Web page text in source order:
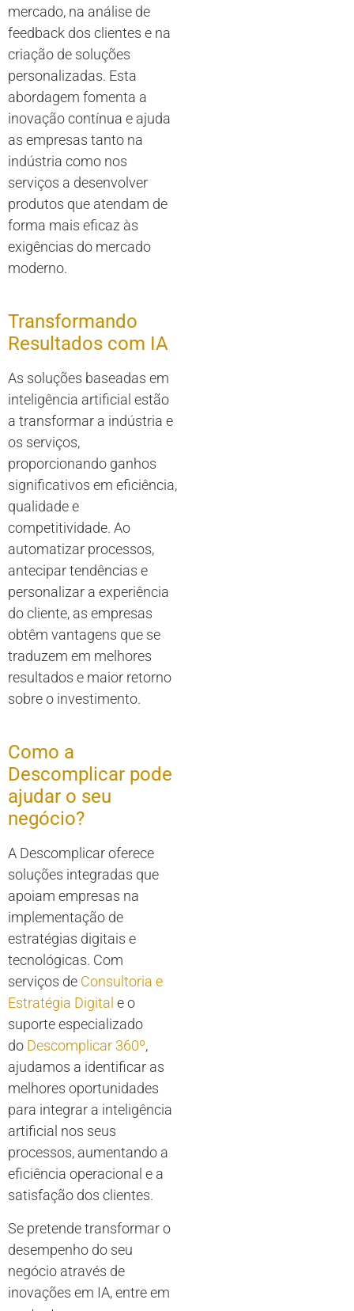
mercado, na análise de
feedback dos clientes e na
criação de soluções
personalizadas. Esta
abordagem fomenta a
inovação contínua e ajuda
as empresas tanto na
indústria como nos
serviços a desenvolver
produtos que atendam de
forma mais eficaz às
exigências do mercado
moderno.
Transformando
Resultados com IA
As soluções baseadas em
inteligência artificial estão
a transformar a indústria e
os serviços,
proporcionando ganhos
significativos em eficiência,
qualidade e
competitividade. Ao
automatizar processos,
antecipar tendências e
personalizar a experiência
do cliente, as empresas
obtêm vantagens que se
traduzem em melhores
resultados e maior retorno
sobre o investimento.
Como a
Descomplicar pode
ajudar o seu
negócio?
A Descomplicar oferece
soluções integradas que
apoiam empresas na
implementação de
estratégias digitais e
tecnológicas. Com
serviços de Consultoria e
Estratégia Digital e o
suporte especializado
do Descomplicar 360º,
ajudamos a identificar as
melhores oportunidades
para integrar a inteligência
artificial nos seus
processos, aumentando a
eficiência operacional e a
satisfação dos clientes.
Se pretende transformar o
desempenho do seu
negócio através de
inovações em IA, entre em